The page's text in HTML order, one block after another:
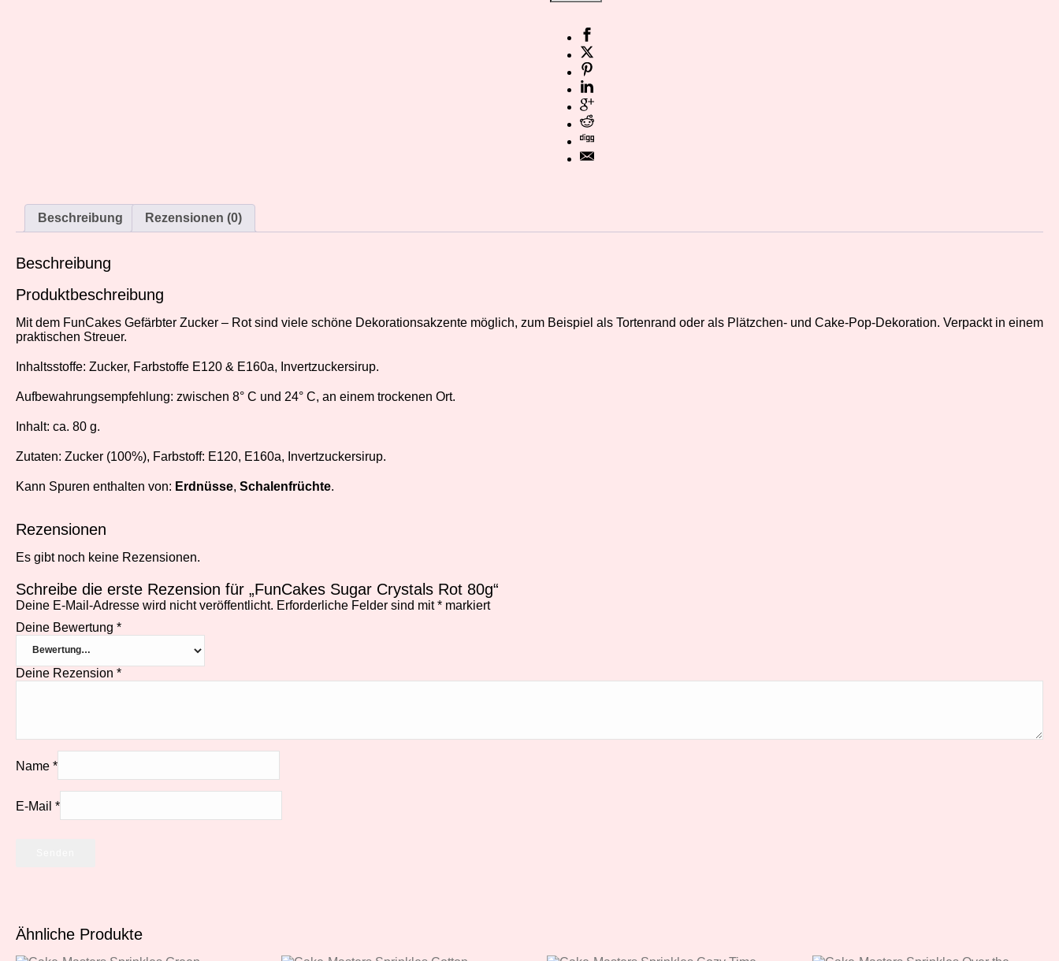
Beschreibung Rezensionen (0)
Beschreibung
Produktbeschreibung
Mit dem FunCakes Gefärbter Zucker – Rot sind viele schöne Dekorationsakzente möglich, zum Beispiel als Tortenrand oder als Plätzchen- und Cake-Pop-Dekoration. Verpackt in einem
praktischen Streuer.
Inhaltsstoffe: Zucker, Farbstoffe E120 & E160a, Invertzuckersirup.
Aufbewahrungsempfehlung: zwischen 8° C und 24° C, an einem trockenen Ort.
Inhalt: ca. 80 g.
Zutaten: Zucker (100%), Farbstoff: E120, E160a, Invertzuckersirup.
Kann Spuren enthalten von: Erdnüsse, Schalenfrüchte.
Rezensionen
Es gibt noch keine Rezensionen.
Schreibe die erste Rezension für „FunCakes Sugar Crystals Rot 80g“
Deine E-Mail-Adresse wird nicht veröffentlicht. Erforderliche Felder sind mit* markiert
Deine Bewertung *
Deine Rezension *
Name *
E-Mail *
Ähnliche Produkte